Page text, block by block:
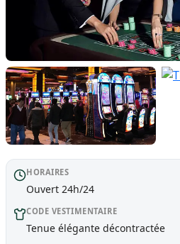
HORAIRES
Ouvert 24h/24
CODE VESTIMENTAIRE
Tenue élégante décontractée